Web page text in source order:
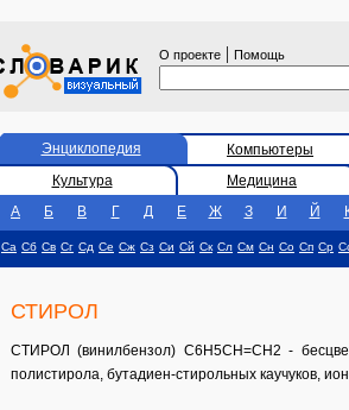
О проекте | Помощь
Энциклопедия Компьютеры
Культура
Медицина
А
Б В Г Д Е Ж З И Й
Са Сб Св Сг Сд Се Сж Сз Си Сй Ск Сл См Сн Со Сп Ср
СТИРОЛ
СТИРОЛ (винилбензол) C6H5CH=CH2 -
полистирола, бутадиен-стирольных каучуков,